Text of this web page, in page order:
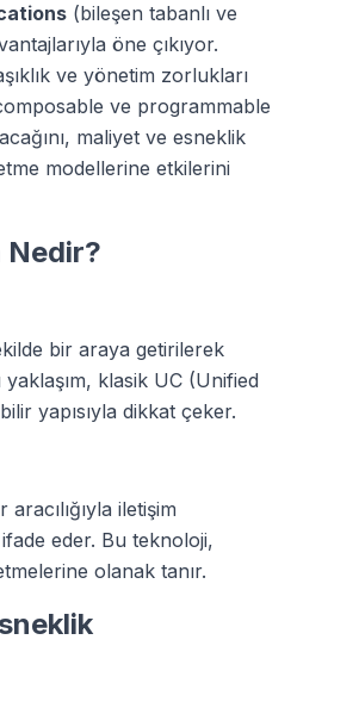
(bileşen tabanlı ve
öne çıkıyor.
ve yönetim zorlukları
ve programmable
maliyet ve esneklik
modellerine etkilerini
Nedir?
bir araya getirilerek
klasik UC (Unified
yapısıyla dikkat çeker.
iletişim
eder. Bu teknoloji,
olanak tanır.